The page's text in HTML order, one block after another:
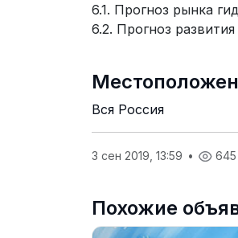
6.1. Прогноз рынка
6.2. Прогноз
Вся Россия
3 сен 2019, 13:59 • 645
Похожие